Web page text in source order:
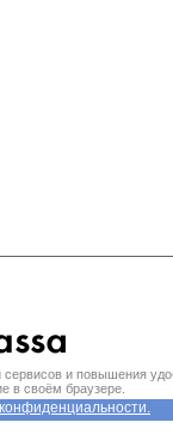
и повышения
в своём браузере.